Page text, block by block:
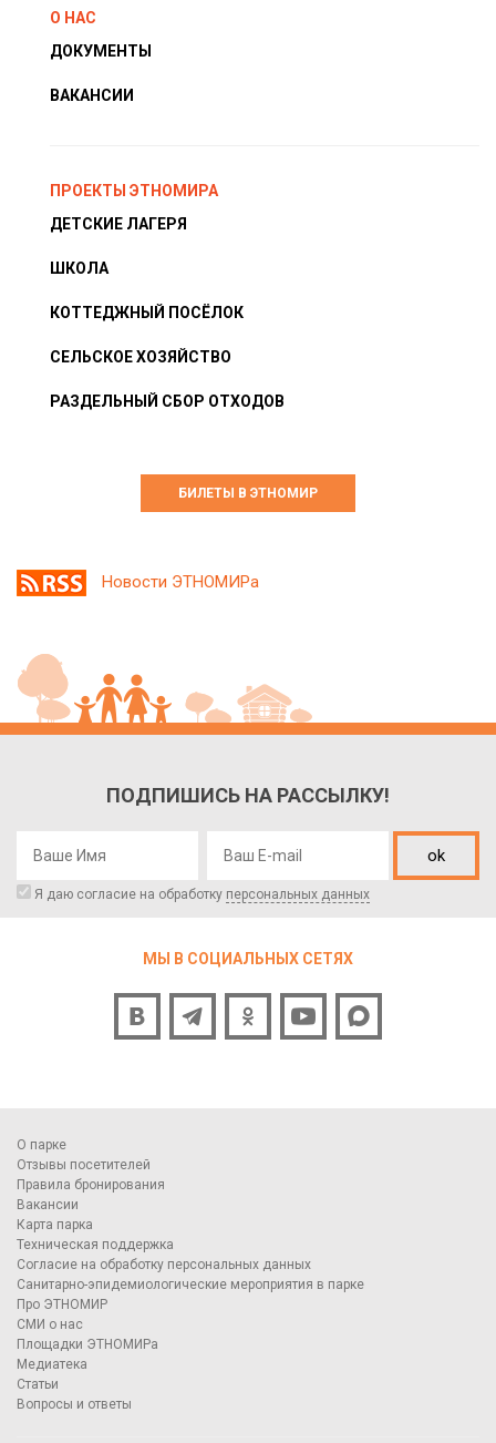
О НАС
ДОКУМЕНТЫ
ВАКАНСИИ
ПРОЕКТЫ ЭТНОМИРА
ДЕТСКИЕ ЛАГЕРЯ
ШКОЛА
КОТТЕДЖНЫЙ ПОСЁЛОК
СЕЛЬСКОЕ ХОЗЯЙСТВО
РАЗДЕЛЬНЫЙ СБОР ОТХОДОВ
БИЛЕТЫ В ЭТНОМИР
Новости ЭТНОМИРа
ПОДПИШИСЬ НА РАССЫЛКУ!
ok
Я даю согласие на обработку персональных данных
МЫ В СОЦИАЛЬНЫХ СЕТЯХ
О парке
Отзывы посетителей
Правила бронирования
Вакансии
Карта парка
Техническая поддержка
Согласие на обработку персональных данных
Санитарно-эпидемиологические мероприятия в парке
Про ЭТНОМИР
СМИ о нас
Площадки ЭТНОМИРа
Медиатека
Статьи
Вопросы и ответы